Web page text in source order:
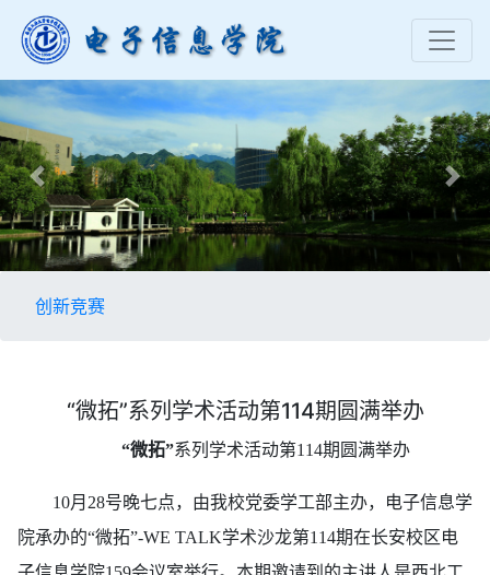
Previous Next
创新竞赛
“微拓”系列学术活动第114期圆满举办
“微拓”系列学术活动第114期圆满举办
10月 28号晚七点，由我校党委学工部主办，电子信息学
院承办的“微拓”-WE TALK学术沙龙第114期在长安校区电